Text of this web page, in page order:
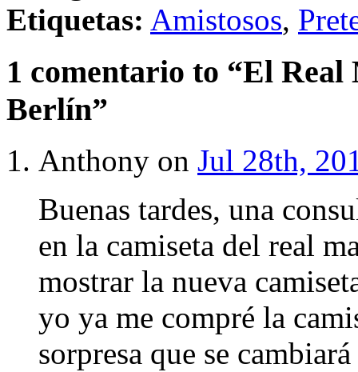
Etiquetas: Amistosos,
1 comentario to “El
Berlín”
Anthony on Jul 28th,
Buenas tardes, una
en la camiseta del real
mostrar la nueva
yo ya me compré la
sorpresa que se